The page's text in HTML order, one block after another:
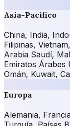
Asia-Pacífico
China, India,
Filipinas,
Arabia Saudí,
Emiratos Árabes
Omán, Kuwait,
Europa
Alemania,